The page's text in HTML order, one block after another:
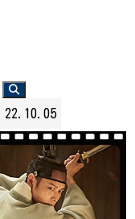
22.10.05